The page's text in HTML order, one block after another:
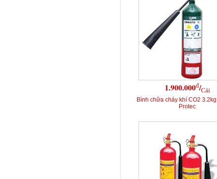
1.900.000đ/Cái
Bình chữa cháy khí CO2
Protec